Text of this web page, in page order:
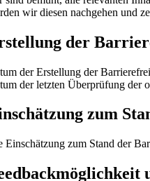
wir diesen nachgehen und
der
der Erstellung der
der letzten Überprüfung der
zum
Einschätzung zum Stand der